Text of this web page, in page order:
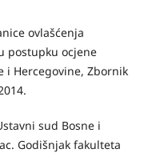
ovlašćenja
postupku ocjene
i Hercegovine, Zbornik
sud Bosne i
Godišnjak fakulteta